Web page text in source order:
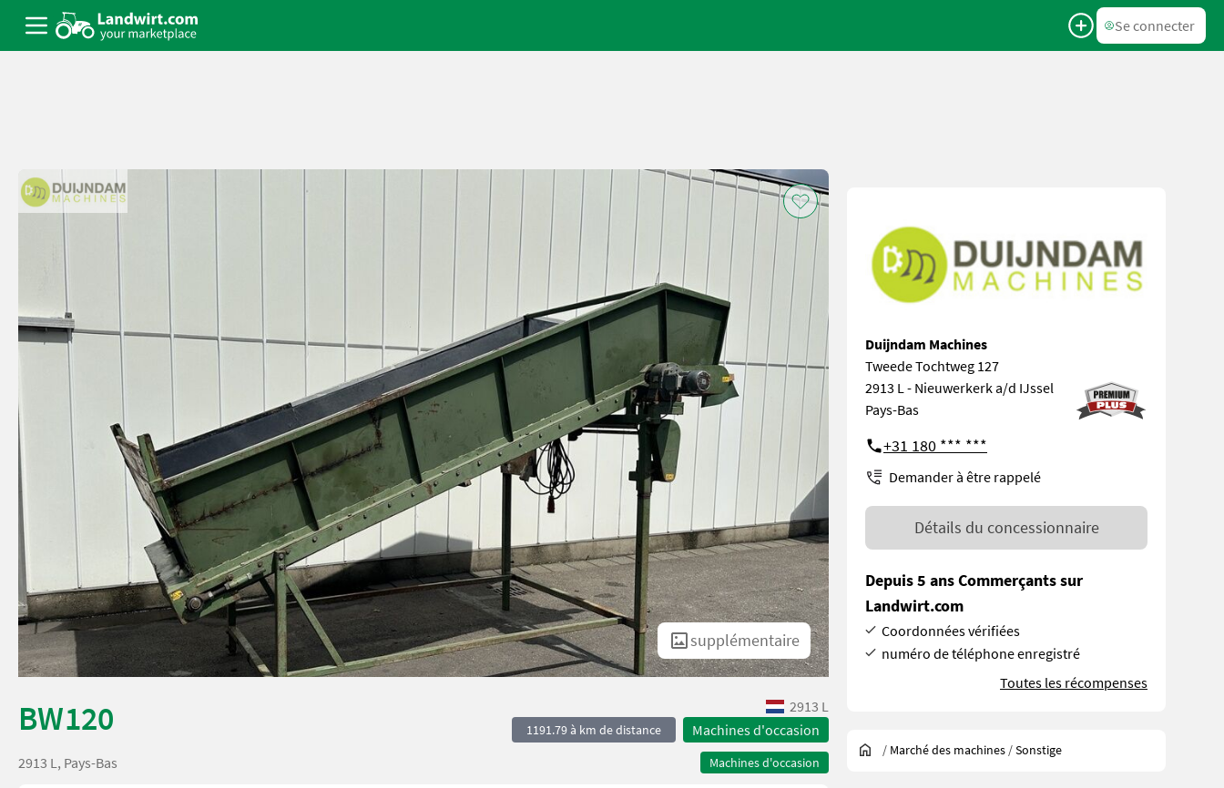
Se connecter
supplémentaire
BW120 2913 L
1191.79 à km de distance Machines d'occasion
Machines d'occasion
2913 L, Pays-Bas
Duijndam Machines
Tweede Tochtweg 127
2913 L - Nieuwerkerk a/d IJssel
Pays-Bas
+31 180 *** ***
Demander à être rappelé
Détails du concessionnaire
Depuis 5 ans Commerçants sur
Landwirt.com
Coordonnées vérifiées
numéro de téléphone enregistré
Toutes les récompenses
/ Marché des machines /Sonstige